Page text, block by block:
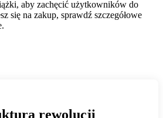
aby zachęcić użytkowników do
się na zakup, sprawdź szczegółowe